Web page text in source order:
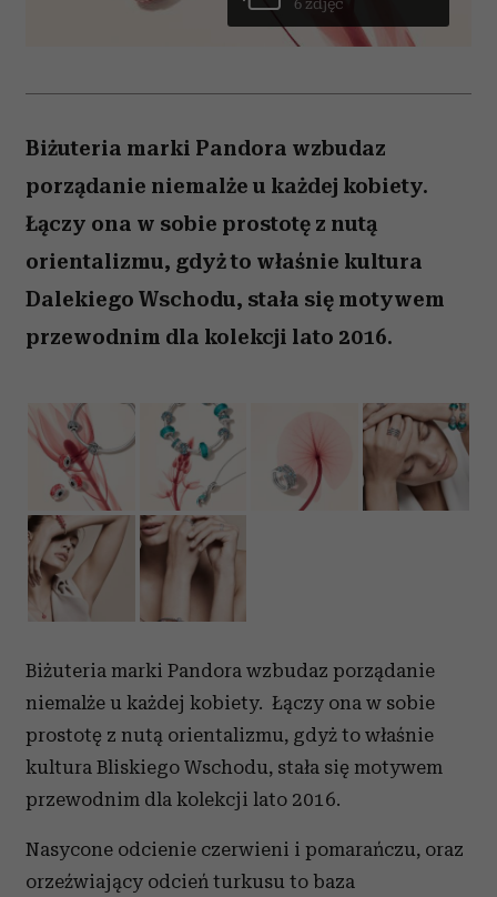
6 zdjęć
Biżuteria marki Pandora wzbudaz
porządanie niemalże u każdej kobiety.
Łączy ona w sobie prostotę z nutą
orientalizmu, gdyż to właśnie kultura
Dalekiego Wschodu, stała się motywem
przewodnim dla kolekcji lato 2016.
Biżuteria marki Pandora wzbudaz porządanie
niemalże u każdej kobiety. Łączy ona w sobie
prostotę z nutą orientalizmu, gdyż to właśnie
kultura Bliskiego Wschodu, stała się motywem
przewodnim dla kolekcji lato 2016.
Nasycone odcienie czerwieni i pomarańczu, oraz
orzeźwiający odcień turkusu to baza